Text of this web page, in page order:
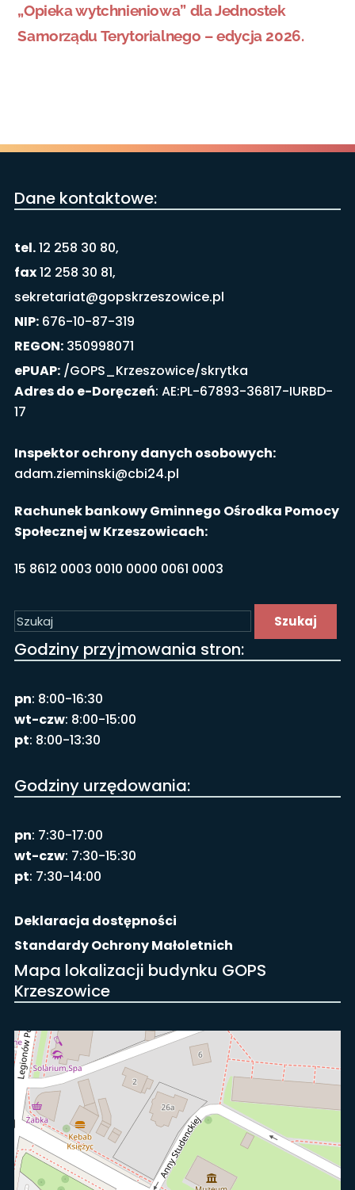
„Opieka wytchnieniowa” dla Jednostek
Samorządu Terytorialnego – edycja 2026.
Dane kontaktowe:
tel.12 258 30 80,
fax12 258 30 81,
sekretariat@gopskrzeszowice.pl
NIP:676-10-87-319
REGON:350998071
ePUAP:/GOPS_Krzeszowice/skrytka
Adres do e-Doręczeń: AE:PL-67893-36817-IURBD-
17
Inspektor ochrony danych osobowych:
adam.zieminski@cbi24.pl
Rachunek bankowy Gminnego Ośrodka Pomocy
Społecznej w Krzeszowicach:
15 8612 0003 0010 0000 0061 0003
Szukaj
Godziny przyjmowania stron:
pn: 8:00-16:30
wt-czw: 8:00-15:00
pt: 8:00-13:30
Godziny urzędowania:
pn: 7:30-17:00
wt-czw: 7:30-15:30
pt: 7:30-14:00
Deklaracja dostępności
Standardy Ochrony Małoletnich
Mapa lokalizacji budynku GOPS
Krzeszowice